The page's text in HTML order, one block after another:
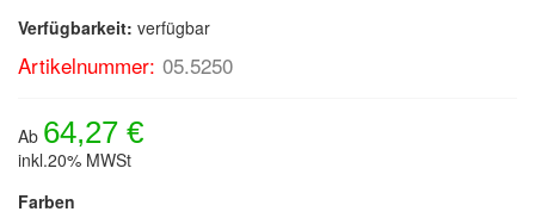
Verfügbarkeit: verfügbar
Artikelnummer: 05.5250
Ab 64,27 €
inkl.20% MWSt
Farben